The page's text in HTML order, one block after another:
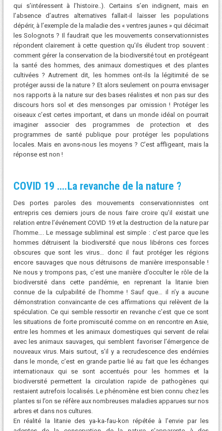
qui s’intéressent à l’histoire..). Certains s’en indignent, mais en
l’absence d’autres alternatives fallait-il laisser les populations
dépérir, à l’exemple de la maladie des « ventres jaunes » qui décimait
les Solognots ? Il faudrait que les mouvements conservationnistes
répondent clairement à cette question qu’ils éludent trop souvent :
comment gérer la conservation de la biodiversité tout en protégeant
la santé des hommes, des animaux domestiques et des plantes
cultivées ? Autrement dit, les hommes ont-ils la légitimité de se
protéger aussi de la nature ? Et alors seulement on pourra envisager
nos rapports à la nature sur des bases réalistes et non pas sur des
discours hors sol et des mensonges par omission ! Protéger les
oiseaux c’est certes important, et dans un monde idéal on pourrait
imaginer associer des programmes de protection et des
programmes de santé publique pour protéger les populations
locales. Mais en avons-nous les moyens ? C’est affligeant, mais la
réponse est non !
COVID 19 ….La revanche de la nature ?
Des portes paroles des mouvements conservationnistes ont
entrepris ces derniers jours de nous faire croire qu’il existait une
relation entre l’événement COVID 19 et la destruction de la nature par
l’homme…. Le message subliminal est simple : c’est parce que les
hommes détruisent la biodiversité que nous libérons ces forces
obscures que sont les virus… donc il faut protéger les régions
encore sauvages que nous détruisons de manière irresponsable !
Ne nous y trompons pas, c’est une manière d’occulter le rôle de la
biodiversité dans cette pandémie, en reprenant la litanie bien
connue de la culpabilité de l’homme ! Sauf que… il n’y a aucune
démonstration convaincante de ces affirmations qui relèvent de la
spéculation. Ce qui semble ressortir en revanche c’est que ce sont
les situations de forte promiscuité comme on en rencontre en Asie,
entre les hommes et les animaux domestiques qui servent de relai
avec les animaux sauvages, qui semblent favoriser l’émergence de
nouveaux virus. Mais surtout, s’il y a recrudescence des endémies
dans le monde, c’est en grande partie lié au fait que les échanges
internationaux qui se sont accentués pour les hommes et la
biodiversité permettent la circulation rapide de pathogènes qui
restaient autrefois localisés. Le phénomène est bien connu chez les
plantes si l’on se réfère aux nombreuses maladies apparues sur nos
arbres et dans nos cultures.
En réalité la litanie des ya-ka-fau-kon répétée à l’envie par les